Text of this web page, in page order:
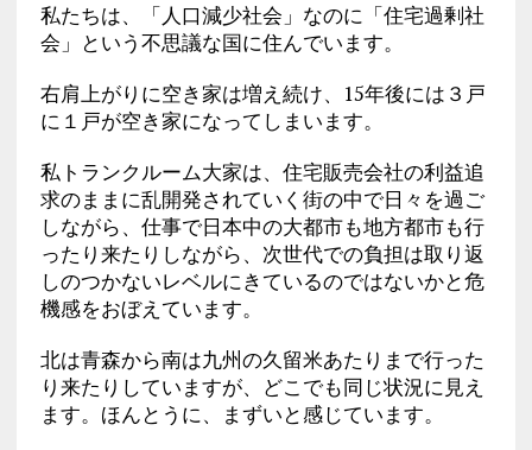
私たちは、「人口減少社会」なのに「住宅過剰社
会」という不思議な国に住んでいます。
右肩上がりに空き家は増え続け、15年後には３戸
に１戸が空き家になってしまいます。
私トランクルーム大家は、住宅販売会社の利益追
求のままに乱開発されていく街の中で日々を過ご
しながら、仕事で日本中の大都市も地方都市も行
ったり来たりしながら、次世代での負担は取り返
しのつかないレベルにきているのではないかと危
機感をおぼえています。
北は青森から南は九州の久留米あたりまで行った
り来たりしていますが、どこでも同じ状況に見え
ます。ほんとうに、まずいと感じています。